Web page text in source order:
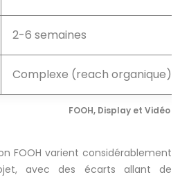
FOOH, Display et Vidéo
2-6 semaines
Complexe (reach organique)
FOOH varient considérablement
avec des écarts allant de